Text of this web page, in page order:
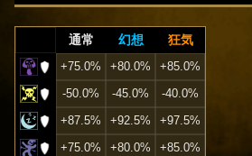
通常 幻想 狂気
+75.0% +80.0%
+85.0%
-50.0%
-45.0%
-40.0%
+87.5%
+92.5%
+97.5%
+75.0%
+80.0%
+85.0%